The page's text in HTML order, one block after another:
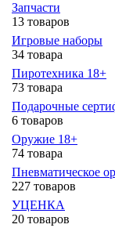
Запчасти
13 товаров
Игровые наборы
34 товара
Пиротехника 18+
73 товара
Подарочные
6 товаров
Оружие 18+
74 товара
Пневматическое
227 товаров
УЦЕНКА
20 товаров